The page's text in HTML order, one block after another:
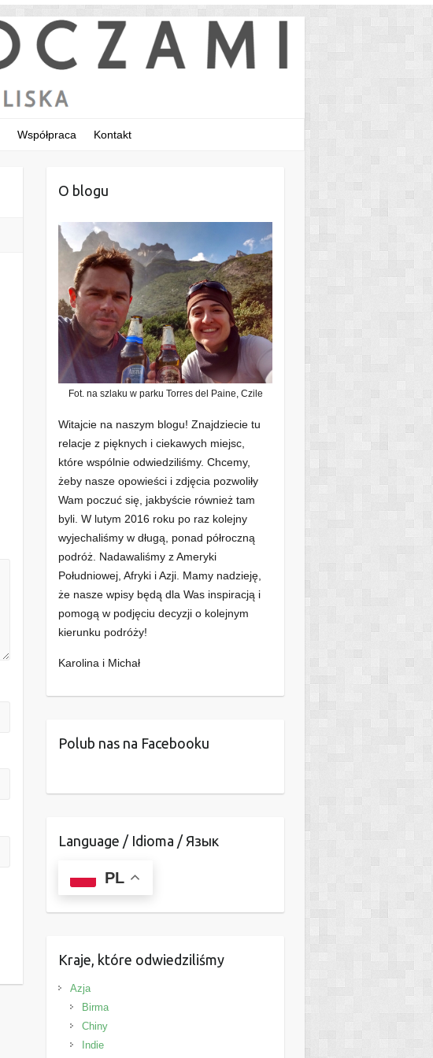
Współpraca Kontakt
O blogu
Fot. na szlaku w parku Torres del Paine, Czile
Witajcie na naszym blogu! Znajdziecie tu
relacje z pięknych i ciekawych miejsc,
które wspólnie odwiedziliśmy. Chcemy,
żeby nasze opowieści i zdjęcia pozwoliły
Wam poczuć się, jakbyście również tam
byli. W lutym 2016 roku po raz kolejny
wyjechaliśmy w długą, ponad półroczną
podróż. Nadawaliśmy z Ameryki
Południowej, Afryki i Azji. Mamy nadzieję,
że nasze wpisy będą dla Was inspiracją i
pomogą w podjęciu decyzji o kolejnym
kierunku podróży!
Karolina i Michał
Polub nas na Facebooku
Language / Idioma / Язык
PL
Kraje, które odwiedziliśmy
Azja
Birma
Chiny
Indie